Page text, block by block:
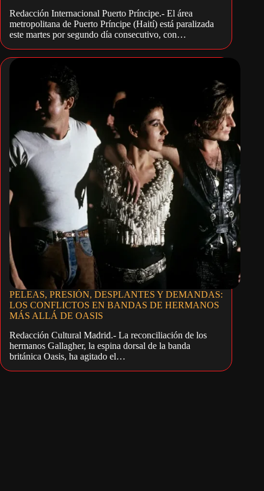
Redacción Internacional Puerto Príncipe.- El área
metropolitana de Puerto Príncipe (Haití) está paralizada
este martes por segundo día consecutivo, con…
PELEAS, PRESIÓN, DESPLANTES Y DEMANDAS:
LOS CONFLICTOS EN BANDAS DE HERMANOS
MÁS ALLÁ DE OASIS
Redacción Cultural Madrid.- La reconciliación de los
hermanos Gallagher, la espina dorsal de la banda
británica Oasis, ha agitado el…